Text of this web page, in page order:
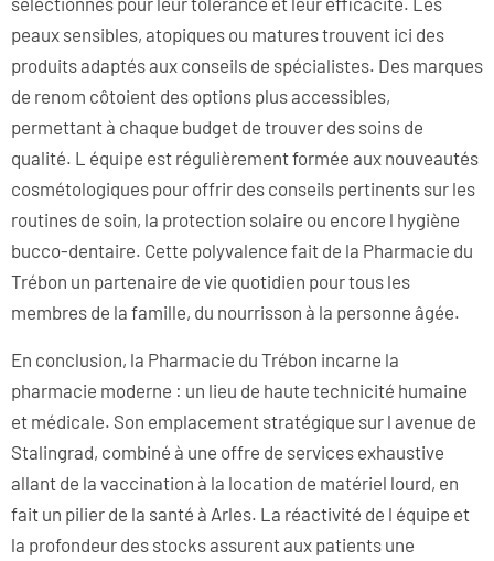
peaux sensibles, atopiques ou matures trouvent ici des
produits adaptés aux conseils de spécialistes. Des marques
de renom côtoient des options plus accessibles,
permettant à chaque budget de trouver des soins de
qualité. L équipe est régulièrement formée aux nouveautés
cosmétologiques pour offrir des conseils pertinents sur les
routines de soin, la protection solaire ou encore l hygiène
bucco-dentaire. Cette polyvalence fait de la Pharmacie du
Trébon un partenaire de vie quotidien pour tous les
membres de la famille, du nourrisson à la personne âgée.
En conclusion, la Pharmacie du Trébon incarne la
pharmacie moderne : un lieu de haute technicité humaine
et médicale. Son emplacement stratégique sur l avenue de
Stalingrad, combiné à une offre de services exhaustive
allant de la vaccination à la location de matériel lourd, en
fait un pilier de la santé à Arles. La réactivité de l équipe et
la profondeur des stocks assurent aux patients une